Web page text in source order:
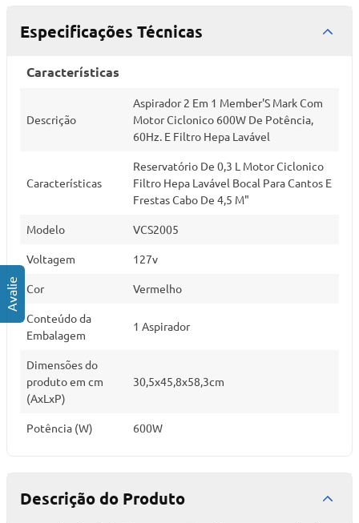
Especificações Técnicas
Características
Descrição
Aspirador 2 Em 1 Member'S Mark Com
Motor Ciclonico 600W De Potência,
60Hz. E Filtro Hepa Lavável
Características
Reservatório De 0,3 L Motor Ciclonico
Filtro Hepa Lavável Bocal Para Cantos E
Frestas Cabo De 4,5 M"
Modelo VCS2005
Voltagem 127v
Cor Vermelho
Conteúdo da
Embalagem
1 Aspirador
Dimensões do
produto em cm
(AxLxP)
30,5x45,8x58,3cm
Potência (W) 600W
Descrição do Produto